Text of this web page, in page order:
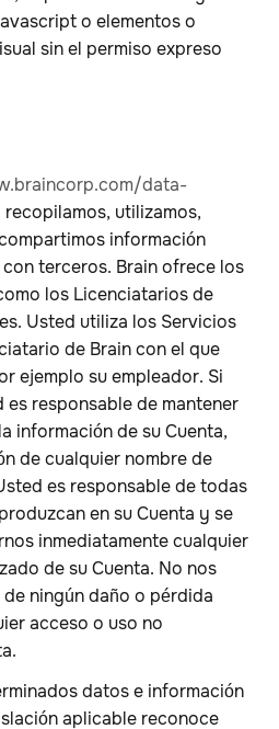
o elementos o
sin el permiso expreso
data-
utilizamos,
información
terceros. Brain ofrece los
los Licenciatarios de
Usted utiliza los Servicios
de Brain con el que
ejemplo su empleador. Si
es responsable de mantener
información de su Cuenta,
de cualquier nombre de
es responsable de todas
en su Cuenta y se
inmediatamente cualquier
de su Cuenta. No nos
ningún daño o pérdida
acceso o uso no
datos e información
aplicable reconoce